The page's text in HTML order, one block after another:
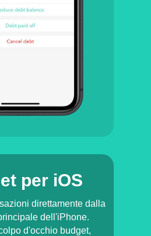
direttamente dalla
dell'iPhone.
d'occhio budget,
per iOS